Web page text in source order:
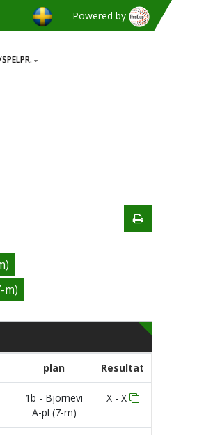
Powered by
m)
plan Resultat
1b - Björnevi
A-pl (7-m)
X - X